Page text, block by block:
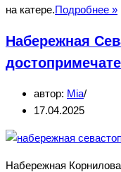
на катере.Подробнее »
Набережная
автор: Mia
17.04.2025
Набережная